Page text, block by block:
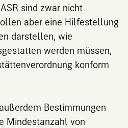
sind zwar nicht
aber eine Hilfestellung
darstellen, wie
werden müssen,
konform
Bestimmungen
Mindestanzahl von